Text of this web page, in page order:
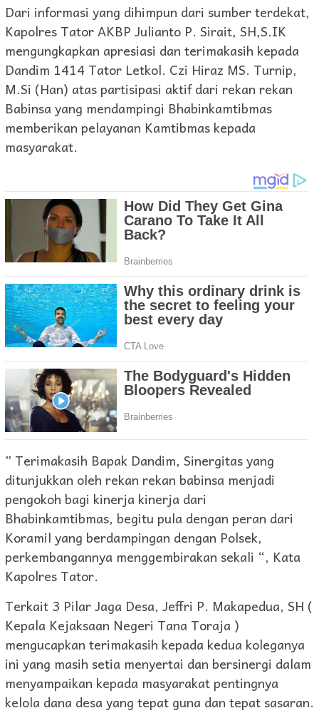
Dari informasi yang dihimpun dari sumber terdekat,
Kapolres Tator AKBP Julianto P. Sirait, SH,S.IK
mengungkapkan apresiasi dan terimakasih kepada
Dandim 1414 Tator Letkol. Czi Hiraz MS. Turnip,
M.Si (Han) atas partisipasi aktif dari rekan rekan
Babinsa yang mendampingi Bhabinkamtibmas
memberikan pelayanan Kamtibmas kepada
masyarakat.
” Terimakasih Bapak Dandim, Sinergitas yang
ditunjukkan oleh rekan rekan babinsa menjadi
pengokoh bagi kinerja kinerja dari
Bhabinkamtibmas, begitu pula dengan peran dari
Koramil yang berdampingan dengan Polsek,
perkembangannya menggembirakan sekali “, Kata
Kapolres Tator.
Terkait 3 Pilar Jaga Desa, Jeffri P. Makapedua, SH (
Kepala Kejaksaan Negeri Tana Toraja )
mengucapkan terimakasih kepada kedua koleganya
ini yang masih setia menyertai dan bersinergi dalam
menyampaikan kepada masyarakat pentingnya
kelola dana desa yang tepat guna dan tepat sasaran.